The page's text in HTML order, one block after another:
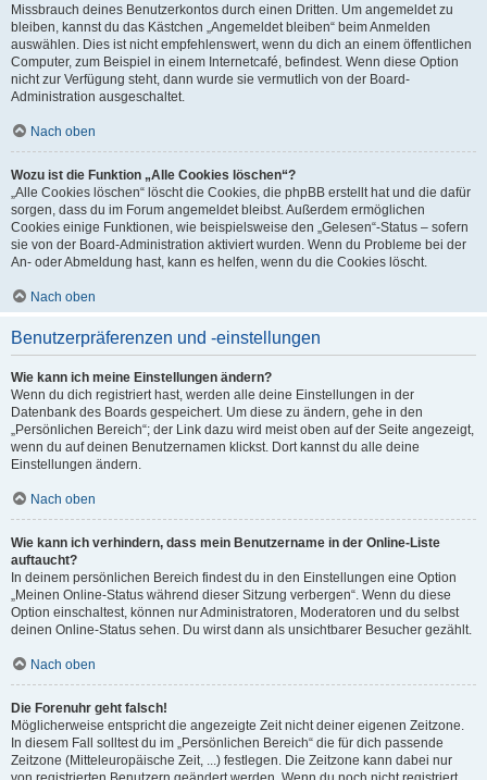
Missbrauch deines Benutzerkontos durch einen Dritten. Um angemeldet zu
bleiben, kannst du das Kästchen „Angemeldet bleiben“ beim Anmelden
auswählen. Dies ist nicht empfehlenswert, wenn du dich an einem öffentlichen
Computer, zum Beispiel in einem Internetcafé, befindest. Wenn diese Option
nicht zur Verfügung steht, dann wurde sie vermutlich von der Board-
Administration ausgeschaltet.
Nach oben
Wozu ist die Funktion „Alle Cookies löschen“?
„Alle Cookies löschen“ löscht die Cookies, die phpBB erstellt hat und die dafür
sorgen, dass du im Forum angemeldet bleibst. Außerdem ermöglichen
Cookies einige Funktionen, wie beispielsweise den „Gelesen“-Status – sofern
sie von der Board-Administration aktiviert wurden. Wenn du Probleme bei der
An- oder Abmeldung hast, kann es helfen, wenn du die Cookies löscht.
Nach oben
Benutzerpräferenzen und -einstellungen
Wie kann ich meine Einstellungen ändern?
Wenn du dich registriert hast, werden alle deine Einstellungen in der
Datenbank des Boards gespeichert. Um diese zu ändern, gehe in den
„Persönlichen Bereich“; der Link dazu wird meist oben auf der Seite angezeigt,
wenn du auf deinen Benutzernamen klickst. Dort kannst du alle deine
Einstellungen ändern.
Nach oben
Wie kann ich verhindern, dass mein Benutzername in der Online-Liste
auftaucht?
In deinem persönlichen Bereich findest du in den Einstellungen eine Option
„Meinen Online-Status während dieser Sitzung verbergen“. Wenn du diese
Option einschaltest, können nur Administratoren, Moderatoren und du selbst
deinen Online-Status sehen. Du wirst dann als unsichtbarer Besucher gezählt.
Nach oben
Die Forenuhr geht falsch!
Möglicherweise entspricht die angezeigte Zeit nicht deiner eigenen Zeitzone.
In diesem Fall solltest du im „Persönlichen Bereich“ die für dich passende
Zeitzone (Mitteleuropäische Zeit, ...) festlegen. Die Zeitzone kann dabei nur